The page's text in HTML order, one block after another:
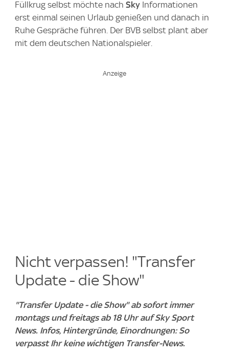
Füllkrug selbst möchte nach Sky Informationen
erst einmal seinen Urlaub genießen und danach in
Ruhe Gespräche führen. Der BVB selbst plant aber
mit dem deutschen Nationalspieler.
Nicht verpassen! "Transfer
Update - die Show"
"Transfer Update - die Show" ab sofort immer
montags und freitags ab 18 Uhr auf Sky Sport
News. Infos, Hintergründe, Einordnungen: So
verpasst Ihr keine wichtigen Transfer-News.